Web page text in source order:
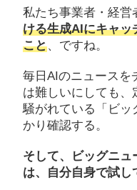
私たち事業者・経
ける生成AIにキャッ
こと、ですね。
毎日AIのニュースを
は難しいにしても、
騒がれている「ビッ
かり確認する。
そして、ビッグニ
は、自分自身で試し